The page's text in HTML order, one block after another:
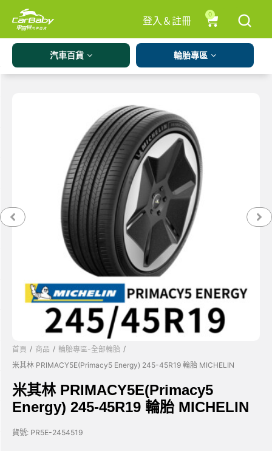
登入＆註冊
0
汽車百貨 輪胎專區
首頁 / 商品 / 輪胎專區-全部輪胎 /
米其林 PRIMACY5E(Primacy5 Energy) 245-45R19 輪胎 MICHELIN
米其林 PRIMACY5E(Primacy5
Energy) 245-45R19 輪胎 MICHELIN
貨號: PR5E-2454519